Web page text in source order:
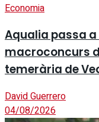
Economia
Aqualia passa a
macroconcurs
temerària de
David Guerrero
04/08/2026